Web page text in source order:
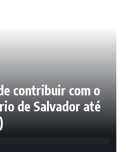
contribuir com o
de Salvador até